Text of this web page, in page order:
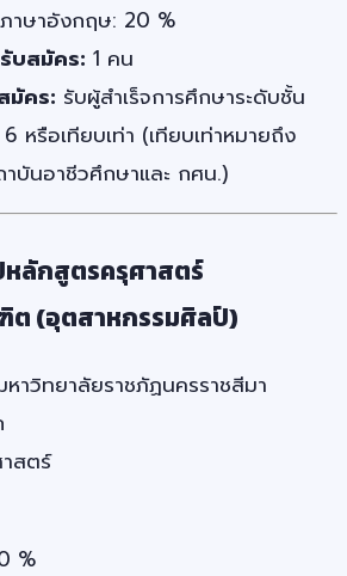
าษาอังกฤษ: 20 %
บสมัคร: 1 คน
มัคร: รับผู้สำเร็จการศึกษาระดับชั้น
หรือเทียบเท่า (เทียบเท่าหมายถึง
บันอาชีวศึกษาและ กศน.)
ลักสูตรครุศาสตร์
(อุตสาหกรรมศิลป์)
หาวิทยาลัยราชภัฏนครราชสีมา
สตร์
%